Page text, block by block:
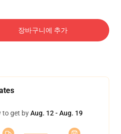
장바구니에 추가
to get byAug. 12 - Aug. 19